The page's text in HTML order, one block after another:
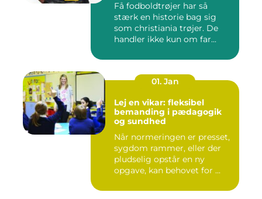
Få fodboldtrøjer har så
stærk en historie bag sig
som christiania trøjer. De
handler ikke kun om far...
01. Jan
Lej en vikar: fleksibel
bemanding i pædagogik
og sundhed
Når normeringen er presset,
sygdom rammer, eller der
pludselig opstår en ny
opgave, kan behovet for ...